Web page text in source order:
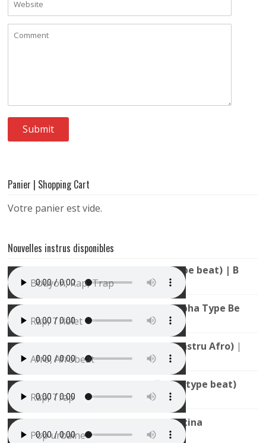
Panier | Shopping Cart
Votre panier est vide.
Nouvelles instrus disponibles
Instru Trap Bouyon (TH x 1T1 Type beat) |
Bouyon, Rap, Trap
Instru Rap Mélodieuse (Youssoupha Type Beat)
Rap, Triolet
Mauvais Djo x Gims type Beat (Instru Afro) |
Afro, Afrobeat
Instru Trap Sombre (La Rvfleuze type beat) |
Rap, Trap
Instru Zumba / Pop Urbaine | Latina
Pop urbaine